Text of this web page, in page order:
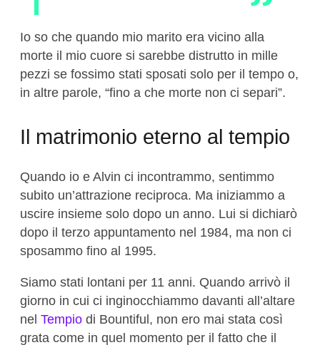
Io so che quando mio marito era vicino alla
morte il mio cuore si sarebbe distrutto in mille
pezzi se fossimo stati sposati solo per il tempo o,
in altre parole, “fino a che morte non ci separi”.
Il matrimonio eterno al tempio
Quando io e Alvin ci incontrammo, sentimmo
subito un’attrazione reciproca. Ma iniziammo a
uscire insieme solo dopo un anno. Lui si dichiarò
dopo il terzo appuntamento nel 1984, ma non ci
sposammo fino al 1995.
Siamo stati lontani per 11 anni. Quando arrivò il
giorno in cui ci inginocchiammo davanti all’altare
nel Tempio di Bountiful, non ero mai stata così
grata come in quel momento per il fatto che il